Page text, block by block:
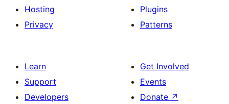
Hosting
Privacy
Plugins
Patterns
Learn
Support
Developers
Get Involved
Events
Donate ↗